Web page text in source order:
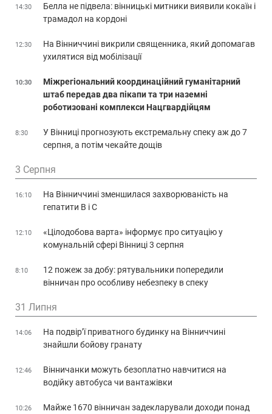
14:30
Белла не підвела: вінницькі митники виявили кокаїн і
трамадол на кордоні
12:30
На Вінниччині викрили священника, який допомагав
ухилятися від мобілізації
10:30
Міжрегіональний координаційний гуманітарний
штаб передав два пікапи та три наземні
роботизовані комплекси Нацгвардійцям
8:30
У Вінниці прогнозують екстремальну спеку аж до 7
серпня, а потім чекайте дощів
3 Серпня
16:10
На Вінниччині зменшилася захворюваність на
гепатити В і С
12:10
«Цілодобова варта» інформує про ситуацію у
комунальній сфері Вінниці 3 серпня
8:10
12 пожеж за добу: рятувальники попередили
вінничан про особливу небезпеку в спеку
31 Липня
14:06
На подвір’ї приватного будинку на Вінниччині
знайшли бойову гранату
12:46
Вінничанки можуть безоплатно навчитися на
водійку автобуса чи вантажівки
10:26
Майже 1670 вінничан задекларували доходи понад